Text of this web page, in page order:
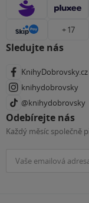
+ 17
Sledujte nás
KnihyDobrovsky.cz
knihydobrovsky
@knihydobrovsky
Odebírejte nás
Každý měsíc společně